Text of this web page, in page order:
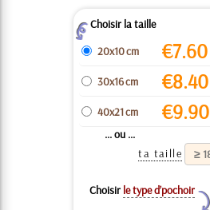
ZChoisir la taille
20x10 cm
€7.60
30x16 cm €8.40
40x21 cm €9.90
... ou ...
ta taille
Choisir le type d’pochoir
Y